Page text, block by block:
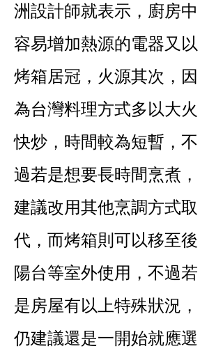
洲設計師就表示，廚房中
容易增加熱源的電器又以
烤箱居冠，火源其次，因
為台灣料理方式多以大火
快炒，時間較為短暫，不
過若是想要長時間烹煮，
建議改用其他烹調方式取
代，而烤箱則可以移至後
陽台等室外使用，不過若
是房屋有以上特殊狀況，
仍建議還是一開始就應選